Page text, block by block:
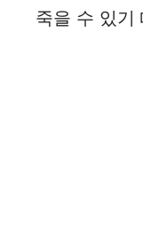
죽을 수 있기